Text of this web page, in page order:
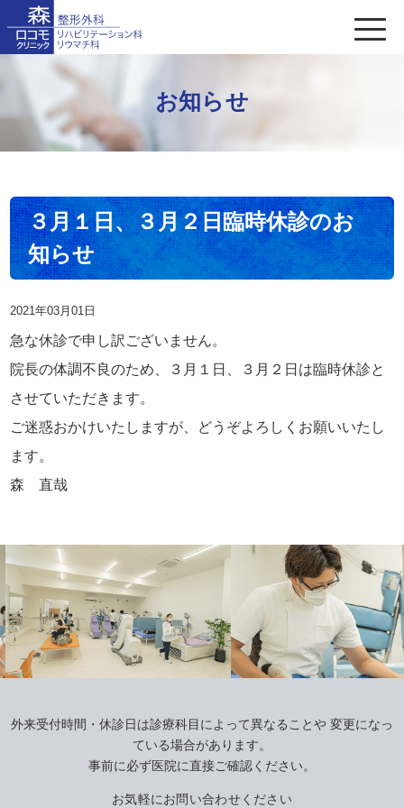
お知らせ
３月１日、３月２日臨時休診のお
知らせ
2021年03月01日
急な休診で申し訳ございません。
院長の体調不良のため、３月１日、３月２日は臨時休診と
させていただきます。
ご迷惑おかけいたしますが、どうぞよろしくお願いいたし
ます。
森 直哉
外来受付時間・休診日は診療科目によって異なることや 変更になっ
ている場合があります。
事前に必ず医院に直接ご確認ください。
お気軽にお問い合わせください